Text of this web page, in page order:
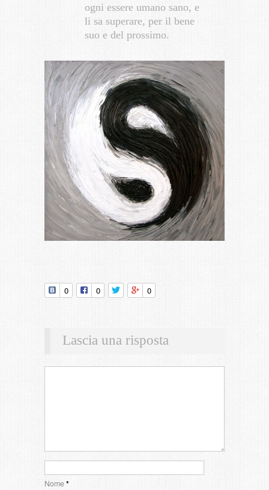
ogni essere umano sano, e
li sa superare, per il bene
suo e del prossimo.
0 0 0
Lascia una risposta
Nome*